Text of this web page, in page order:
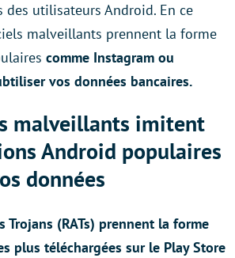
des utilisateurs Android. En ce
malveillants prennent la forme
comme Instagram ou
vos données bancaires.
malveillants imitent
Android populaires
données
Trojans (RATs) prennent la forme
plus téléchargées sur le Play Store